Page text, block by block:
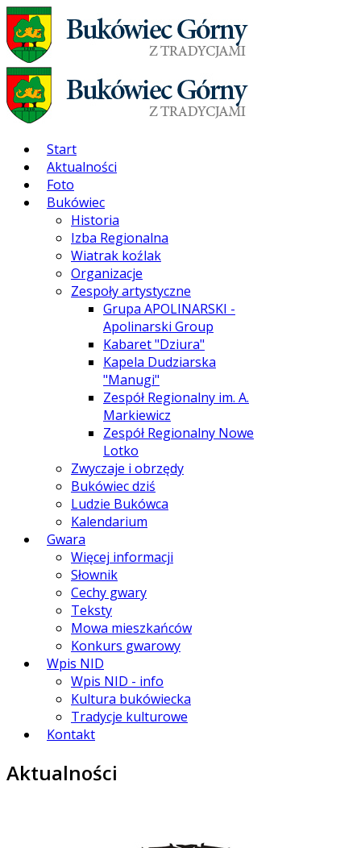
Start
Aktualności
Foto
Bukówiec
Historia
Izba Regionalna
Wiatrak koźlak
Organizacje
Zespoły artystyczne
Grupa APOLINARSKI -
Apolinarski Group
Kabaret "Dziura"
Kapela Dudziarska
"Manugi"
Zespół Regionalny im. A.
Markiewicz
Zespół Regionalny Nowe
Lotko
Zwyczaje i obrzędy
Bukówiec dziś
Ludzie Bukówca
Kalendarium
Gwara
Więcej informacji
Słownik
Cechy gwary
Teksty
Mowa mieszkańców
Konkurs gwarowy
Wpis NID
Wpis NID - info
Kultura bukówiecka
Tradycje kulturowe
Kontakt
Aktualności